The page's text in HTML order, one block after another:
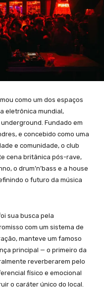
como um dos espaços
eletrônica mundial,
Fundado em
e concebido como uma
e comunidade, o club
cena britânica pós-rave,
o drum’n’bass e a house
o futuro da música
sua busca pela
com um sistema de
manteve um famoso
principal — o primeiro da
reverberarem pelo
físico e emocional
o caráter único do local.